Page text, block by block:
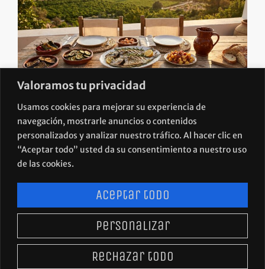
Valoramos tu privacidad
Usamos cookies para mejorar su experiencia de
navegación, mostrarle anuncios o contenidos
personalizados y analizar nuestro tráfico. Al hacer clic en
“Aceptar todo” usted da su consentimiento a nuestro uso
de las cookies.
Personalizar
Rechazar todo
Aceptar todo
Turismo gastronómico en Murcia: 700 millones de
razones para tomárselo en serio
POLÍTICA DE PRIVACIDAD
AVISO LEGAL
POLÍTICA DE COOKIES